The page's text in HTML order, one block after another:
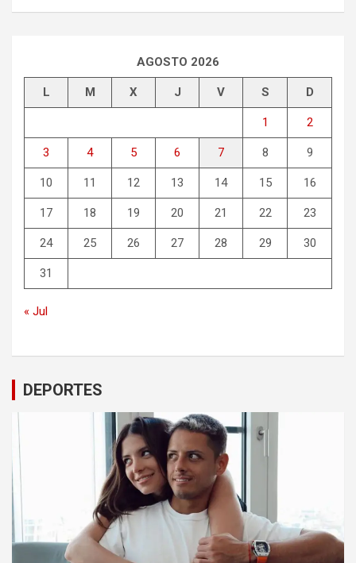
AGOSTO 2026
L M X J V S D
1 2
3 4 5 6 7 8 9
10 11 12 13 14 15 16
17 18 19 20 21 22 23
24 25 26 27 28 29 30
31
« Jul
DEPORTES